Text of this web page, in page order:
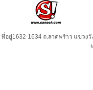
ที่อยู่1632-1634 ถ.ลาดพร้าว แขวง